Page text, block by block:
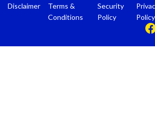
Disclaimer
Terms &
Conditions
Security
Policy
Policy